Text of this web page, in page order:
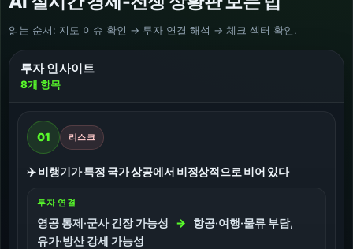
읽는 순서: 지도 이슈 확인 → 투자 연결 해석 → 체크 섹터 확인.
투자 인사이트
8개 항목
01 리스크
✈️ 비행기가 특정 국가 상공에서 비정상적으로 비어 있다
투자 연결
영공 통제·군사 긴장 가능성 →
항공·여행·물류 부담,
유가·방산 강세 가능성